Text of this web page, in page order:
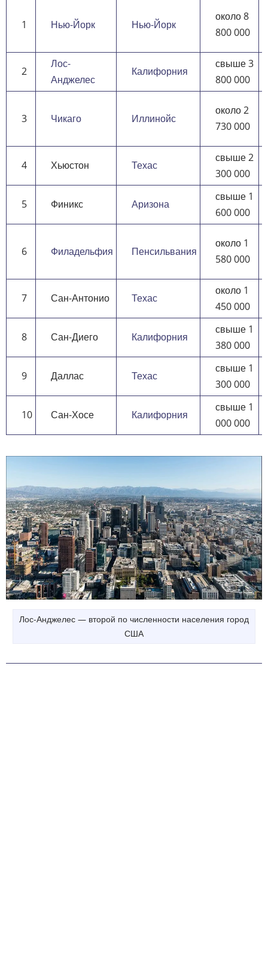
1 Нью-Йорк Нью-Йорк
около 8
800 000
2
Лос-
Анджелес
Калифорния
свыше 3
800 000
3 Чикаго Иллинойс
около 2
730 000
4 Хьюстон Техас
свыше 2
300 000
5 Финикс Аризона
свыше 1
600 000
6 Филадельфия Пенсильвания
около 1
580 000
7 Сан-Антонио Техас
около 1
450 000
8 Сан-Диего Калифорния
свыше 1
380 000
9 Даллас Техас
свыше 1
300 000
10 Сан-Хосе Калифорния
свыше 1
000 000
Лос-Анджелес — второй по численности населения город
США